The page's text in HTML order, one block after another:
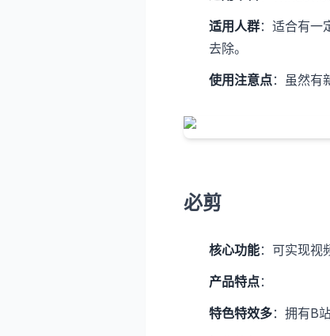
适用人群：适合有一
去除。
使用注意点：虽然有
必剪
核心功能：可实现视
产品特点：
特色特效多：拥有B